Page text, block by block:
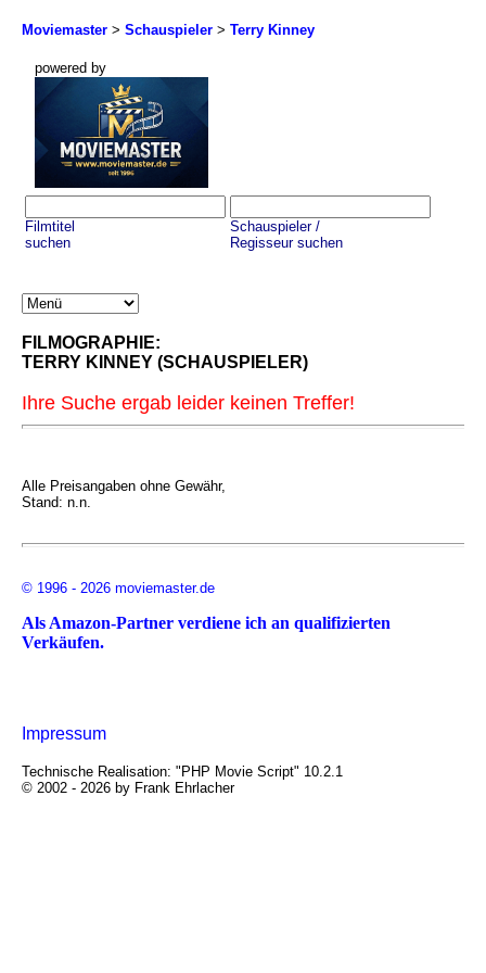
Moviemaster > Schauspieler > Terry Kinney
powered by
Filmtitel
suchen
Schauspieler /
Regisseur suchen
FILMOGRAPHIE:
TERRY KINNEY (SCHAUSPIELER)
Ihre Suche ergab leider keinen Treffer!
Alle Preisangaben ohne Gewähr,
Stand: n.n.
© 1996 - 2026 moviemaster.de
Als Amazon-Partner verdiene ich an qualifizierten
Verkäufen.
Impressum
Technische Realisation: "PHP Movie Script" 10.2.1
© 2002 - 2026 by Frank Ehrlacher